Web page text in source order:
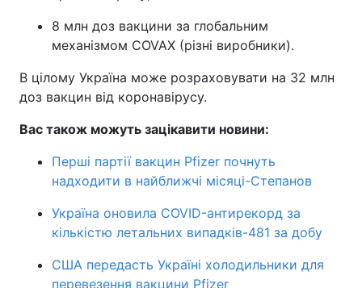
8 млн доз вакцини за глобальним
механізмом COVAX (різні виробники).
В цілому Україна може розраховувати на 32 млн
доз вакцин від коронавірусу.
Вас також можуть зацікавити новини:
Перші партії вакцин Pfizer почнуть
надходити в найближчі місяці-Степанов
Україна оновила COVID-антирекорд за
кількістю летальних випадків-481 за добу
США передасть Україні холодильники для
перевезення вакцини Pfizer